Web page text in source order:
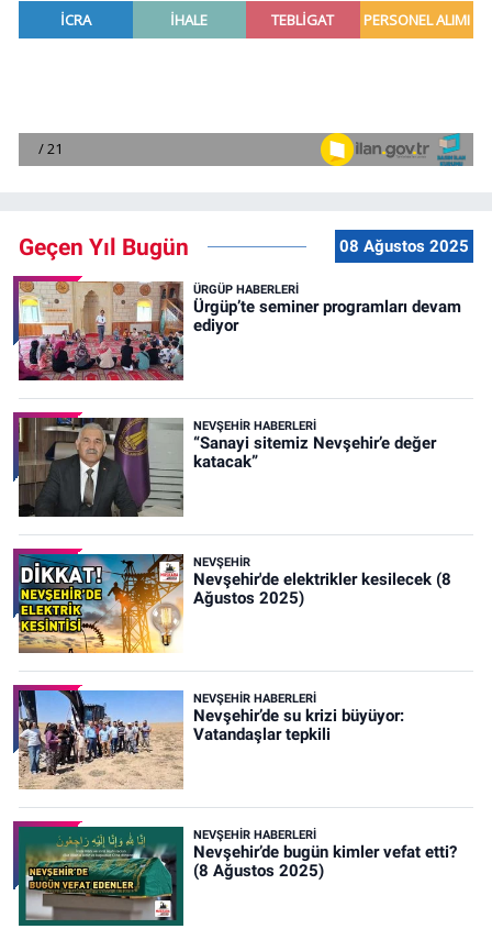
Geçen Yıl Bugün 08 Ağustos 2025
ÜRGÜP HABERLERI
Ürgüp’te seminer programları devam
ediyor
NEVŞEHIR HABERLERI
“Sanayi sitemiz Nevşehir’e değer
katacak”
NEVŞEHIR
Nevşehir'de elektrikler kesilecek (8
Ağustos 2025)
NEVŞEHIR HABERLERI
Nevşehir’de su krizi büyüyor:
Vatandaşlar tepkili
NEVŞEHIR HABERLERI
Nevşehir’de bugün kimler vefat etti?
(8 Ağustos 2025)